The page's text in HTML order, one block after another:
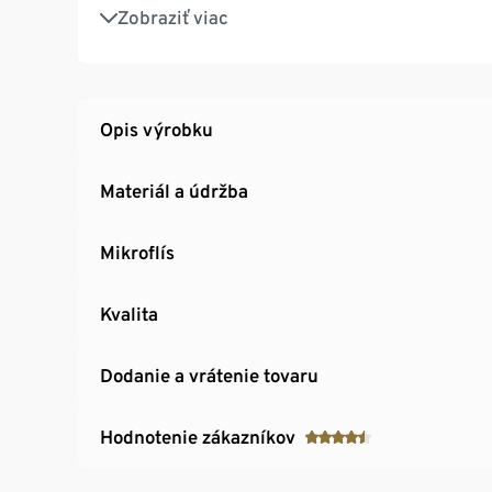
Zobraziť viac
S malou výšivkou s motívom srdiečka na
Opis výrobku
Materiál a údržba
Mikroflís
Kvalita
Dodanie a vrátenie tovaru
Hodnotenie zákazníkov